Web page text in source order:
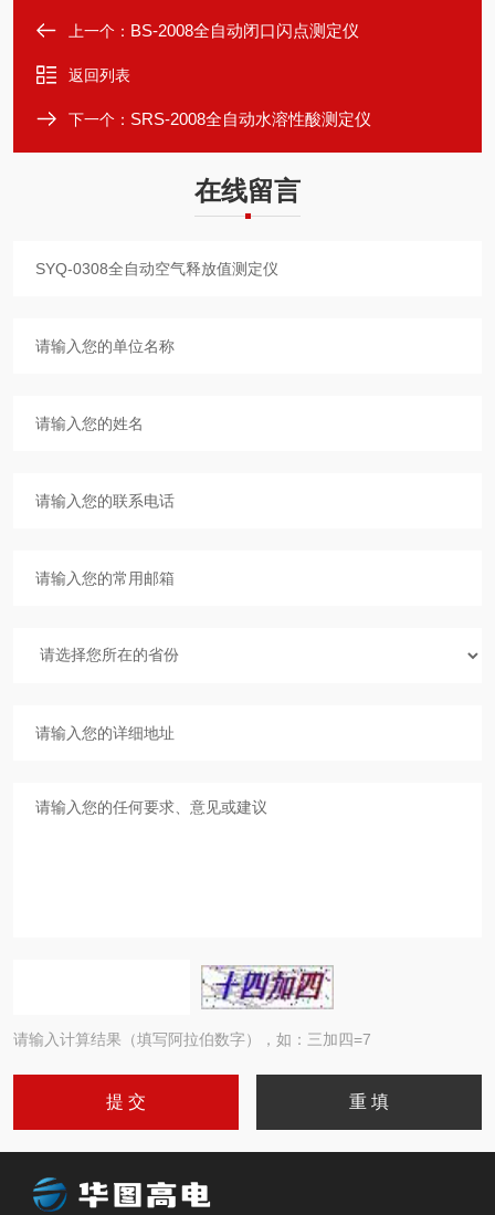
上一个： BS-2008全自动闭口闪点测定仪
返回列表
下一个： SRS-2008全自动水溶性酸测定仪
在线留言
请输入计算结果（填写阿拉伯数字），如：三加四=7